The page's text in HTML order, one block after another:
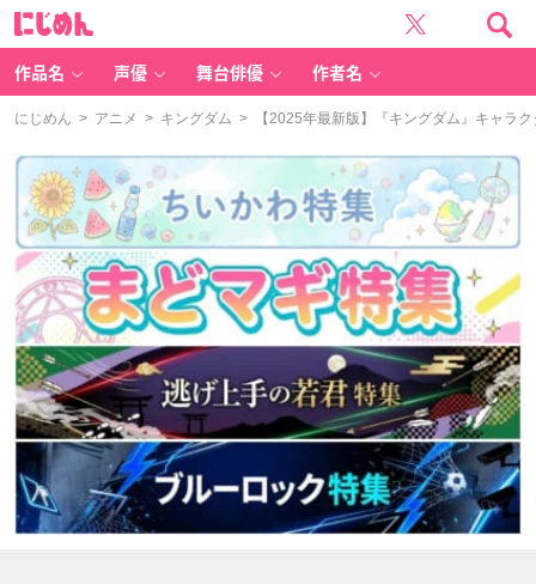
作品名 声優 舞台俳優 作者名
にじめん > アニメ > キングダム > 【2025年最新版】『キングダム』キャラ